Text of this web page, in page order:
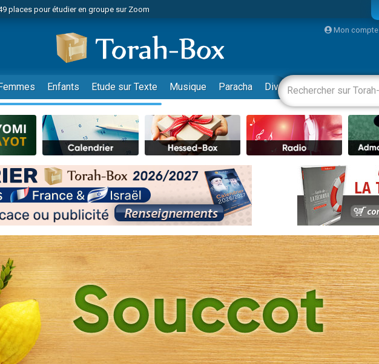
places pour étudier en groupe sur Zoom
viennent de nous rejoindre sur WhatsApp
viennent de nous rejoindre sur WhatsApp
viennent de faire un don pour Reloger Rivka, 6 enfants, victime de violences...
viennent de faire un don pour 1 Journée de Vacances Pour les Enfants
viennent de demander une bénédiction
viennent de nous rejoindre sur WhatsApp
places pour étudier en groupe sur Zoom
donner son Maasser
viennent de nous rejoindre sur WhatsApp
viennent de nous rejoindre sur WhatsApp
de donner son Maasser
viennent de faire un don pour 5 jours de vacances aux Orphelins
viennent de nous rejoindre sur WhatsApp
viennent de demander une bénédiction
viennent de faire un don pour Sauvez la jambe de Yohan
places pour étudier en groupe sur Zoom
musiques dans Torah-Box Music
viennent de demander une bénédiction
Mon compte
Enfants Etude sur Texte Musique Paracha Divertissements Livres